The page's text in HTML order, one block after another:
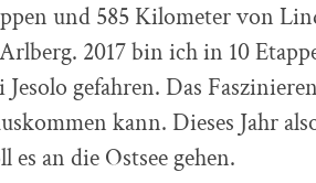
und 585 Kilometer von
2017 bin ich in 10
gefahren. Das
kann. Dieses Jahr
an die Ostsee gehen.